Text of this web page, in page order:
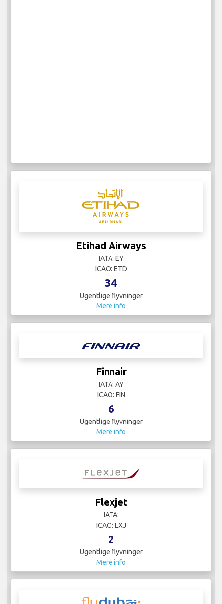
Etihad Airways
IATA: EY
ICAO: ETD
34
Ugentlige flyvninger
Mere info
Finnair
IATA: AY
ICAO: FIN
6
Ugentlige flyvninger
Mere info
Flexjet
IATA:
ICAO: LXJ
2
Ugentlige flyvninger
Mere info